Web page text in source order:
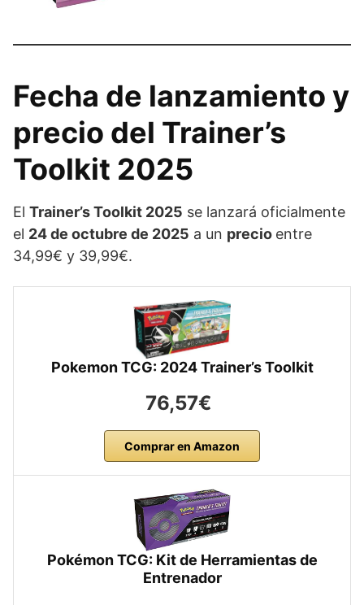
Fecha de lanzamiento y
precio del Trainer’s
Toolkit 2025
El Trainer’s Toolkit 2025 se lanzará oficialmente
el 24 de octubre de 2025 a un precio entre
34,99€ y 39,99€.
Pokemon TCG: 2024 Trainer’s Toolkit
76,57€
Comprar en Amazon
Pokémon TCG: Kit de Herramientas de
Entrenador